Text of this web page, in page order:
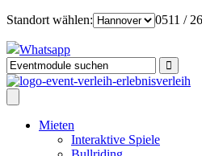
Standort wählen: 0511 /
Whatsapp
Mieten
Interaktive Spiele